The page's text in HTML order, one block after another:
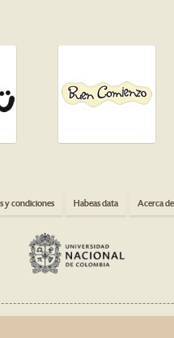
y condiciones Habeas data Acerca de